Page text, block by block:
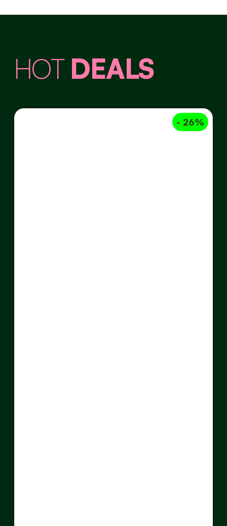
HOT DEALS
- 26%